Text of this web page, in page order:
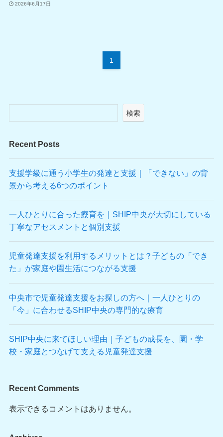
2026年6月17日
1
検索
Recent Posts
支援学級に通う小学生の発達と支援｜「できない」の背
景から考える6つのポイント
一人ひとりに合った療育を｜SHIP中央が大切にしている
丁寧なアセスメントと個別支援
児童発達支援を利用するメリットとは？子どもの「でき
た」が家庭や園生活につながる支援
中央市で児童発達支援をお探しの方へ｜一人ひとりの
「今」に合わせるSHIP中央の専門的な療育
SHIP中央に来てほしい理由｜子どもの成長を、園・学
校・家庭とつなげて支える児童発達支援
Recent Comments
表示できるコメントはありません。